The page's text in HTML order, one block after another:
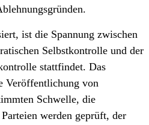
ist die Spannung zwischen
Selbstkontrolle und der
stattfindet. Das
Veröffentlichung von
Schwelle, die
werden geprüft, der